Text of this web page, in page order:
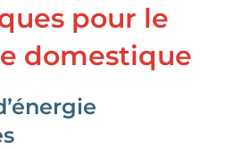
pour le
domestique